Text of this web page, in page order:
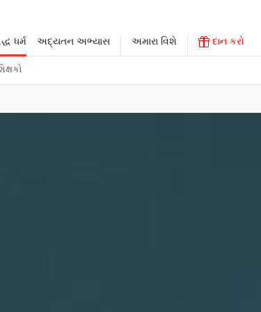
ધર્મ અદ્યતન અભ્યાસ અમારા વિશે દાન કરો